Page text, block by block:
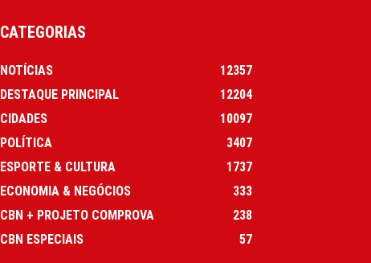
CATEGORIAS
NOTÍCIAS
12357
DESTAQUE PRINCIPAL
12204
CIDADES
10097
POLÍTICA
3407
ESPORTE & CULTURA
1737
ECONOMIA & NEGÓCIOS
333
CBN + PROJETO COMPROVA
238
CBN ESPECIAIS
57